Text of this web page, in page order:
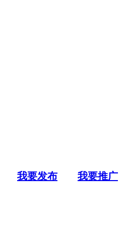
我要发布 我要推广